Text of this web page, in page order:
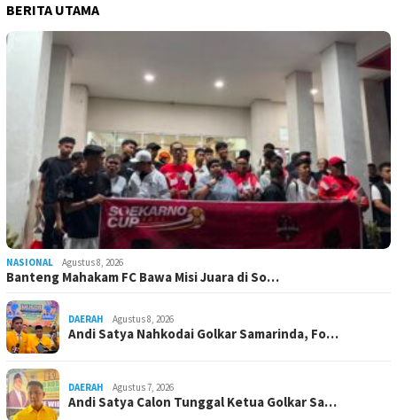
BERITA UTAMA
NASIONAL Agustus 8, 2026
Banteng Mahakam FC Bawa Misi Juara di So…
DAERAH Agustus 8, 2026
Andi Satya Nahkodai Golkar Samarinda, Fo…
DAERAH Agustus 7, 2026
Andi Satya Calon Tunggal Ketua Golkar Sa…